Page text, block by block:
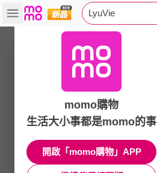
LyuVie
momo購物
生活大小事都是momo的事
開啟「momo購物」APP